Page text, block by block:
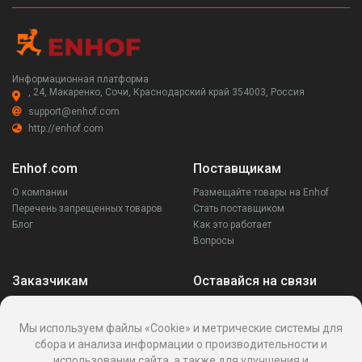
Информационная платформа
, 24, Макаренко, Сочи, Краснодарский край 354003, Россия
support@enhof.com
http://enhof.com
Enhof.com
О компании
Перечень запрещенных товаров
Блог
Поставщикам
Размещайте товары на Enhof
Стать поставщиком
Как это работает
Вопросы
Заказчикам
Ваши запросы
Написать поставщику
Оставайся на связи
Мы используем файлы «Cookie» и метрические системы для
сбора и анализа информации о производительности и